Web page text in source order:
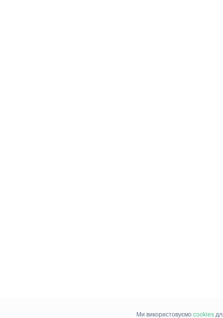
Ми використовуємо cookies